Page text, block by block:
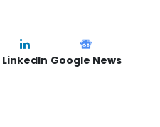
LinkedIn Google News